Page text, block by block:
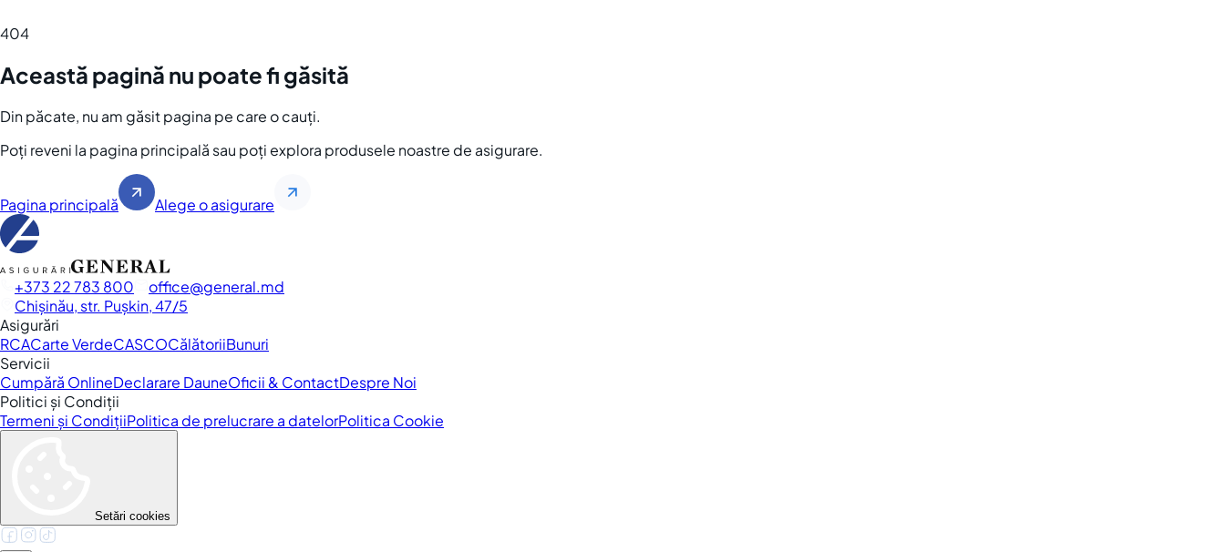
404
Această pagină nu poate fi găsită
Din păcate, nu am găsit pagina pe care o cauți.
Poți reveni la pagina principală sau poți explora produsele noastre de asigurare.
Pagina principală Alege o asigurare
+373 22 783 800 office
general.md
Chișinău, str. Pușkin, 47/5
Asigurări
RCACarte VerdeCASCOCălătoriiBunuri
Servicii
Cumpără OnlineDeclarare DauneOficii & ContactDespre Noi
Politici și Condiții
Termeni și CondițiiPolitica de prelucrare a datelorPolitica Cookie
Setări cookies